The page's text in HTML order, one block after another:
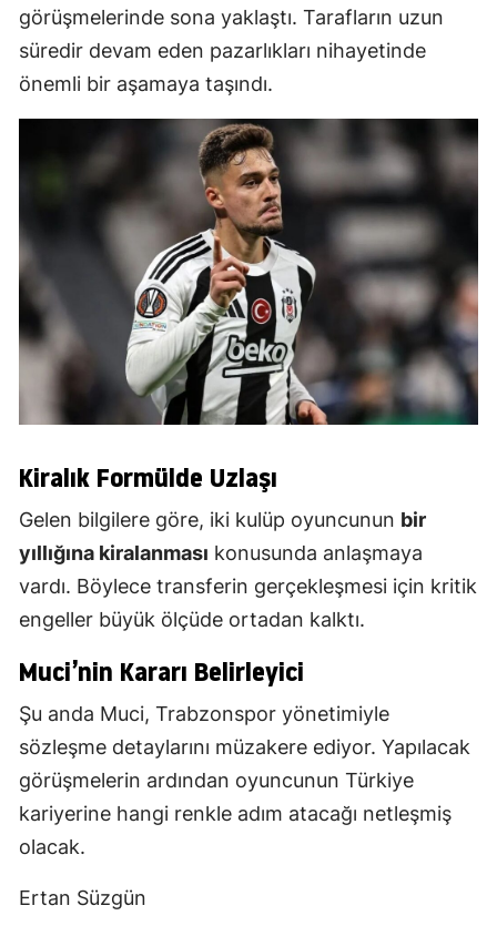
görüşmelerinde sona yaklaştı. Tarafların uzun
süredir devam eden pazarlıkları nihayetinde
önemli bir aşamaya taşındı.
Kiralık Formülde Uzlaşı
Gelen bilgilere göre, iki kulüp oyuncunun bir
yıllığına kiralanması konusunda anlaşmaya
vardı. Böylece transferin gerçekleşmesi için kritik
engeller büyük ölçüde ortadan kalktı.
Muci’nin Kararı Belirleyici
Şu anda Muci, Trabzonspor yönetimiyle
sözleşme detaylarını müzakere ediyor. Yapılacak
görüşmelerin ardından oyuncunun Türkiye
kariyerine hangi renkle adım atacağı netleşmiş
olacak.
Ertan Süzgün